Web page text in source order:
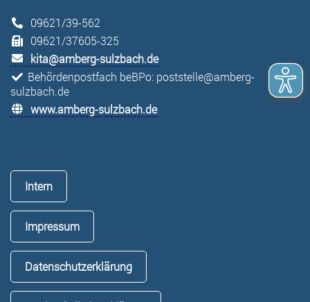
09621/39-562
09621/37605-325
kita@amberg-sulzbach.de
Behördenpostfach beBPo: poststelle@amberg-
sulzbach.de
www.amberg-sulzbach.de
Intern
Impressum
Datenschutzerklärung